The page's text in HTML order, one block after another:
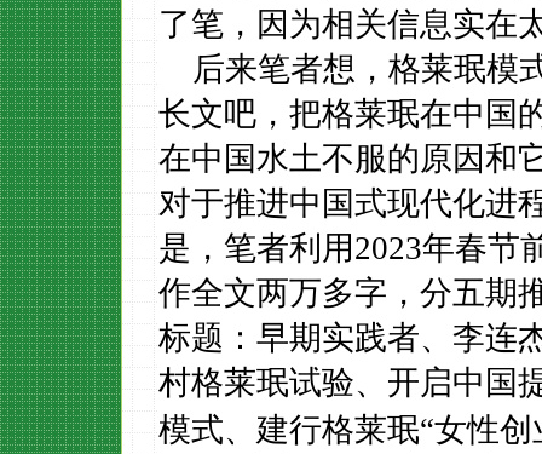
了笔， 因为相关信息实在
后来笔者想，格莱珉模
长文吧，把格莱珉在中国
在中国水土不服的原因和
对于推进中国式现代化进
是，笔者利用 2023年春节
作全文两万多字 ，分五期
标题：早期实践者、李连
村格莱珉试验、开启中国
模式、建行格莱珉“女性